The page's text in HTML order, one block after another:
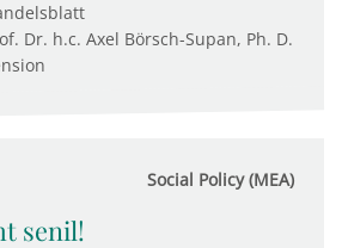
Dr. h.c. Axel Börsch-Supan, Ph. D.
Social Policy (MEA)
senil!